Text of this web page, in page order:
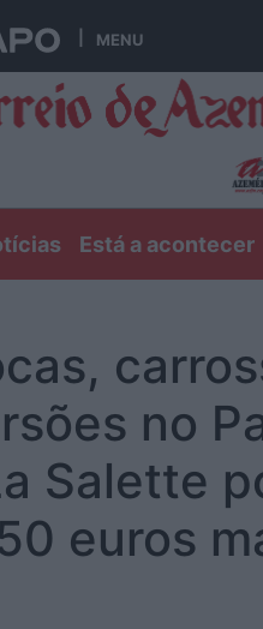
MENU
Está a acontecer
no
Salette
euros